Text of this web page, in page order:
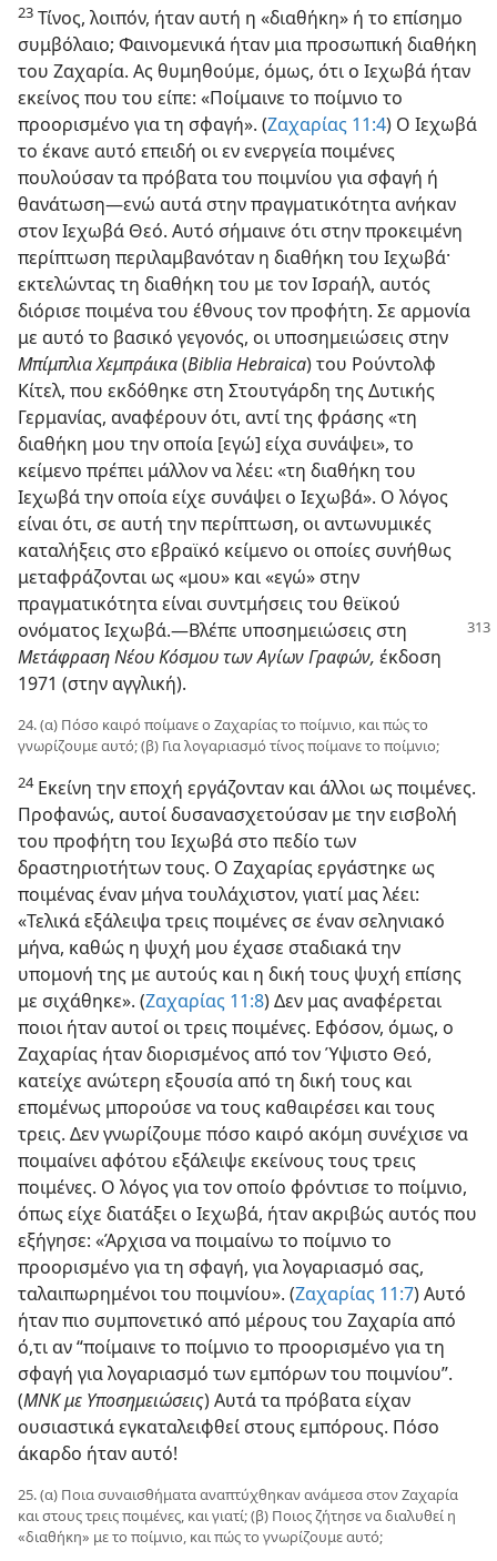
23 Τίνος, λοιπόν, ήταν αυτή η «διαθήκη» ή το επίσημο
συμβόλαιο; Φαινομενικά ήταν μια προσωπική διαθήκη
του Ζαχαρία. Ας θυμηθούμε, όμως, ότι ο Ιεχωβά ήταν
εκείνος που του είπε: «Ποίμαινε το ποίμνιο το
προορισμένο για τη σφαγή». (Ζαχαρίας 11:​4) Ο Ιεχωβά
το έκανε αυτό επειδή οι εν ενεργεία ποιμένες
πουλούσαν τα πρόβατα του ποιμνίου για σφαγή ή
θανάτωση​—⁠ενώ αυτά στην πραγματικότητα ανήκαν
στον Ιεχωβά Θεό. Αυτό σήμαινε ότι στην προκειμένη
περίπτωση περιλαμβανόταν η διαθήκη του Ιεχωβά·
εκτελώντας τη διαθήκη του με τον Ισραήλ, αυτός
διόρισε ποιμένα του έθνους τον προφήτη. Σε αρμονία
με αυτό το βασικό γεγονός, οι υποσημειώσεις στην
Μπίμπλια Χεμπράικα(Biblia Hebraica) του Ρούντολφ
Κίτελ, που εκδόθηκε στη Στουτγάρδη της Δυτικής
Γερμανίας, αναφέρουν ότι, αντί της φράσης «τη
διαθήκη μου την οποία [εγώ] είχα συνάψει», το
κείμενο πρέπει μάλλον να λέει: «τη διαθήκη του
Ιεχωβά την οποία είχε συνάψει ο Ιεχωβά». Ο λόγος
είναι ότι, σε αυτή την περίπτωση, οι αντωνυμικές
καταλήξεις στο εβραϊκό κείμενο οι οποίες συνήθως
μεταφράζονται ως «μου» και «εγώ» στην
πραγματικότητα είναι συντμήσεις του θεϊκού
ονόματος Ιεχωβά.​—⁠Βλέπε υποσημειώσεις στη
Μετάφραση Νέου Κόσμου των Αγίων Γραφών, έκδοση
1971 (στην αγγλική).
24. (α) Πόσο καιρό ποίμανε ο Ζαχαρίας το ποίμνιο, και πώς το
γνωρίζουμε αυτό; (β) Για λογαριασμό τίνος ποίμανε το ποίμνιο;
24Εκείνη την εποχή εργάζονταν και άλλοι ως ποιμένες.
Προφανώς, αυτοί δυσανασχετούσαν με την εισβολή
του προφήτη του Ιεχωβά στο πεδίο των
δραστηριοτήτων τους. Ο Ζαχαρίας εργάστηκε ως
ποιμένας έναν μήνα τουλάχιστον, γιατί μας λέει:
«Τελικά εξάλειψα τρεις ποιμένες σε έναν σεληνιακό
μήνα, καθώς η ψυχή μου έχασε σταδιακά την
υπομονή της με αυτούς και η δική τους ψυχή επίσης
με σιχάθηκε». (Ζαχαρίας 11:​8) Δεν μας αναφέρεται
ποιοι ήταν αυτοί οι τρεις ποιμένες. Εφόσον, όμως, ο
Ζαχαρίας ήταν διορισμένος από τον Ύψιστο Θεό,
κατείχε ανώτερη εξουσία από τη δική τους και
επομένως μπορούσε να τους καθαιρέσει και τους
τρεις. Δεν γνωρίζουμε πόσο καιρό ακόμη συνέχισε να
ποιμαίνει αφότου εξάλειψε εκείνους τους τρεις
ποιμένες. Ο λόγος για τον οποίο φρόντισε το ποίμνιο,
όπως είχε διατάξει ο Ιεχωβά, ήταν ακριβώς αυτός που
εξήγησε: «Άρχισα να ποιμαίνω το ποίμνιο το
προορισμένο για τη σφαγή, για λογαριασμό σας,
ταλαιπωρημένοι του ποιμνίου». (Ζαχαρίας 11:​7) Αυτό
ήταν πιο συμπονετικό από μέρους του Ζαχαρία από
ό,τι αν “ποίμαινε το ποίμνιο το προορισμένο για τη
σφαγή για λογαριασμό των εμπόρων του ποιμνίου”.
(ΜΝΚ με Υποσημειώσεις) Αυτά τα πρόβατα είχαν
ουσιαστικά εγκαταλειφθεί στους εμπόρους. Πόσο
άκαρδο ήταν αυτό!
25. (α) Ποια συναισθήματα αναπτύχθηκαν ανάμεσα στον Ζαχαρία
και στους τρεις ποιμένες, και γιατί; (β) Ποιος ζήτησε να διαλυθεί η
«διαθήκη» με το ποίμνιο, και πώς το γνωρίζουμε αυτό;